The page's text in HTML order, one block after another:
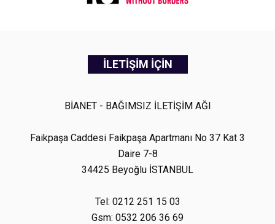
İLETİŞİM İÇİN
BİANET - BAĞIMSIZ İLETİŞİM AĞI
Faikpaşa Caddesi Faikpaşa Apartmanı No 37 Kat 3
Daire 7-8
34425 Beyoğlu İSTANBUL
Tel: 0212 251 15 03
Gsm: 0532 206 36 69